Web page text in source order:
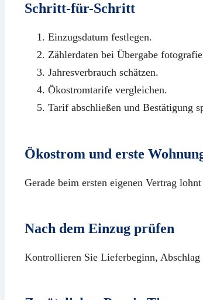
Schritt-für-Schritt
Einzugsdatum festlegen.
Zählerdaten bei Übergabe
Jahresverbrauch schätzen.
Ökostromtarife vergleichen.
Tarif abschließen und Bestätigung
Ökostrom und erste
Gerade beim ersten eigenen Vertrag
Nach dem Einzug prüfen
Kontrollieren Sie Lieferbeginn, Abschlag